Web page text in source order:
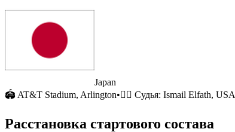
Japan
🏟 AT&T Stadium, Arlington•🧑‍⚖️ Судья: Ismail Elfath, USA
Расстановка стартового состава